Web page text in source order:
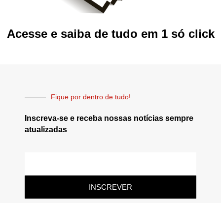
Acesse e saiba de tudo em 1 só click
Fique por dentro de tudo!
Inscreva-se e receba nossas notícias sempre
atualizadas
INSCREVER